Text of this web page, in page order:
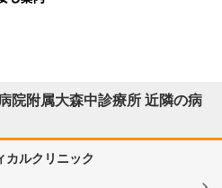
院附属大森中診療所 近隣の病
カルクリニック